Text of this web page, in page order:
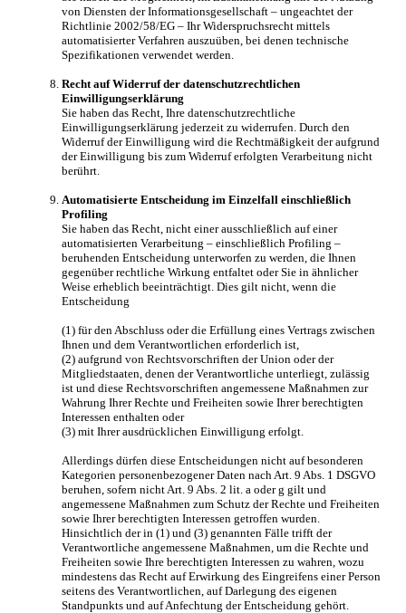
von Diensten der Informationsgesellschaft – ungeachtet der
Richtlinie 2002/58/EG – Ihr Widerspruchsrecht mittels
automatisierter Verfahren auszuüben, bei denen technische
Spezifikationen verwendet werden.
Recht auf Widerruf der datenschutzrechtlichen
Einwilligungserklärung
Sie haben das Recht, Ihre datenschutzrechtliche
Einwilligungserklärung jederzeit zu widerrufen. Durch den
Widerruf der Einwilligung wird die Rechtmäßigkeit der aufgrund
der Einwilligung bis zum Widerruf erfolgten Verarbeitung nicht
berührt.
Automatisierte Entscheidung im Einzelfall einschließlich
Profiling
Sie haben das Recht, nicht einer ausschließlich auf einer
automatisierten Verarbeitung – einschließlich Profiling –
beruhenden Entscheidung unterworfen zu werden, die Ihnen
gegenüber rechtliche Wirkung entfaltet oder Sie in ähnlicher
Weise erheblich beeinträchtigt. Dies gilt nicht, wenn die
Entscheidung
(1) für den Abschluss oder die Erfüllung eines Vertrags zwischen
Ihnen und dem Verantwortlichen erforderlich ist,
(2) aufgrund von Rechtsvorschriften der Union oder der
Mitgliedstaaten, denen der Verantwortliche unterliegt, zulässig
ist und diese Rechtsvorschriften angemessene Maßnahmen zur
Wahrung Ihrer Rechte und Freiheiten sowie Ihrer berechtigten
Interessen enthalten oder
(3) mit Ihrer ausdrücklichen Einwilligung erfolgt.
Allerdings dürfen diese Entscheidungen nicht auf besonderen
Kategorien personenbezogener Daten nach Art. 9 Abs. 1 DSGVO
beruhen, sofern nicht Art. 9 Abs. 2 lit. a oder g gilt und
angemessene Maßnahmen zum Schutz der Rechte und Freiheiten
sowie Ihrer berechtigten Interessen getroffen wurden.
Hinsichtlich der in (1) und (3) genannten Fälle trifft der
Verantwortliche angemessene Maßnahmen, um die Rechte und
Freiheiten sowie Ihre berechtigten Interessen zu wahren, wozu
mindestens das Recht auf Erwirkung des Eingreifens einer Person
seitens des Verantwortlichen, auf Darlegung des eigenen
Standpunkts und auf Anfechtung der Entscheidung gehört.